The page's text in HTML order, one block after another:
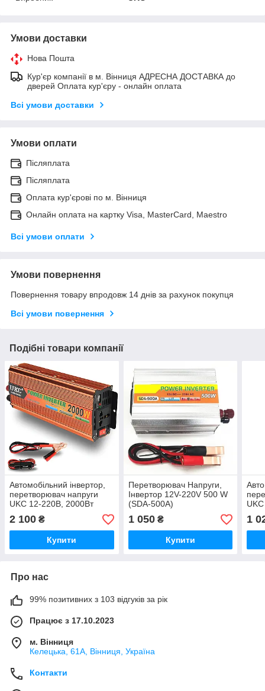
Умови доставки
Нова Пошта
Кур'єр компанії в м. Вінниця АДРЕСНА ДОСТАВКА до
дверей Оплата кур'єру - онлайн оплата
Всі умови доставки
Умови оплати
Післяплата
Післяплата
Оплата кур'єрові по м. Вінниця
Онлайн оплата на картку Visa, MasterCard, Maestro
Всі умови оплати
Умови повернення
Повернення товару впродовж 14 днів за рахунок покупця
Всі умови повернення
Подібні товари компанії
Автомобільний інвертор,
перетворювач напруги
UKC 12-220В, 2000Вт
2 100 ₴
Купити
Перетворювач Напруги,
Інвертор 12V-220V 500 W
(SDA-500A)
1 050₴
Купити
1
Про нас
99% позитивних з 103 відгуків за рік
Працює з 17.10.2023
м. Вінниця
Келецька, 61А, Вінниця, Україна
Контакти